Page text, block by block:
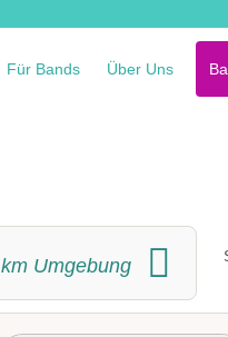
Für Bands Über Uns
km Umgebung